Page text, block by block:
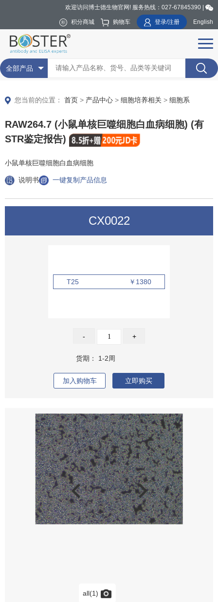
欢迎访问博士德生物官网! 服务热线：027-67845390 |
积分商城 购物车 登录/注册 English
全部产品
您当前的位置： 首页 > 产品中心 > 细胞培养相关 > 细胞系
RAW264.7 (小鼠单核巨噬细胞白血病细胞) (有
STR鉴定报告)
小鼠单核巨噬细胞白血病细胞
说明书 一键复制产品信息
CX0022
T25 ￥1380
- +
货期： 1-2周
加入购物车 立即购买
all(1)